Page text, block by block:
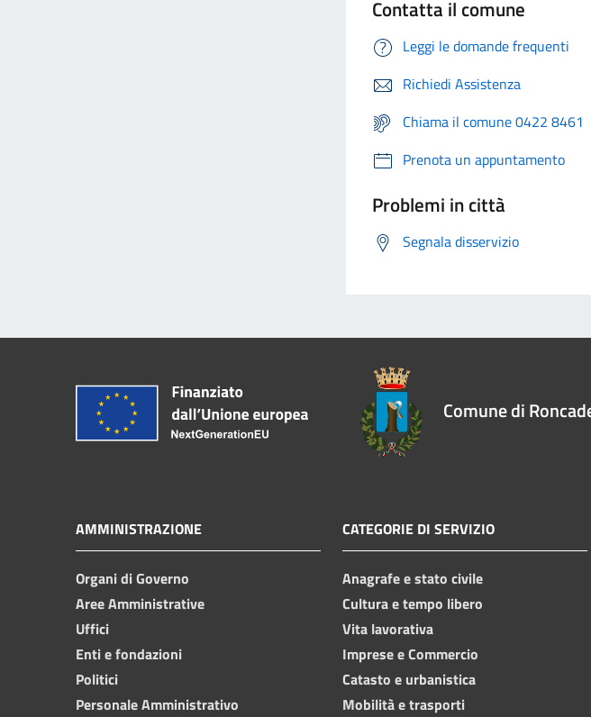
Contatta il comune
Leggi le domande frequenti
Richiedi Assistenza
Chiama il comune 0422 8461
Prenota un appuntamento
Problemi in città
Segnala disservizio
Comune di
AMMINISTRAZIONE
Organi di Governo
Aree Amministrative
Uffici
Enti e fondazioni
Politici
Personale Amministrativo
CATEGORIE DI SERVIZIO
Anagrafe e stato civile
Cultura e tempo libero
Vita lavorativa
Imprese e Commercio
Catasto e urbanistica
Mobilità e trasporti